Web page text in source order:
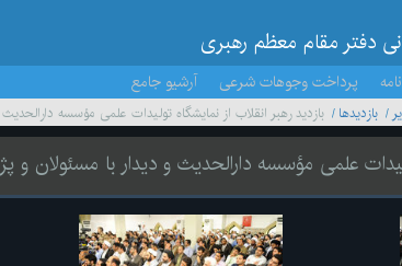
دفتر مقام معظم رهبری
پرداخت وجوهات شرعی آرشیو جامع
بازديدها بازدید رهبر انقلاب از نمایشگاه تولیدات علمی مؤسسه
علمی مؤسسه دارالحدیث و دیدار با مسئولان